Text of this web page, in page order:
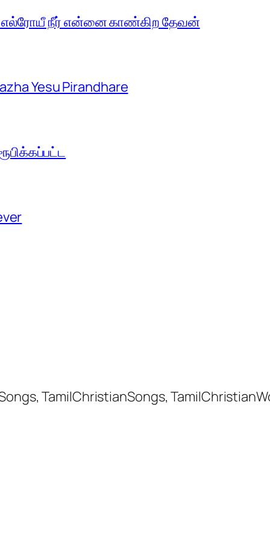
எல்ரோயீ நீர் என்னை காண்கிற தேவன்
Yesu Pirandhare
TamilChristianSongs,